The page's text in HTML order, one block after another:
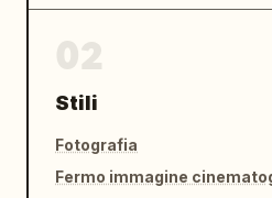
Stili
Fotografia